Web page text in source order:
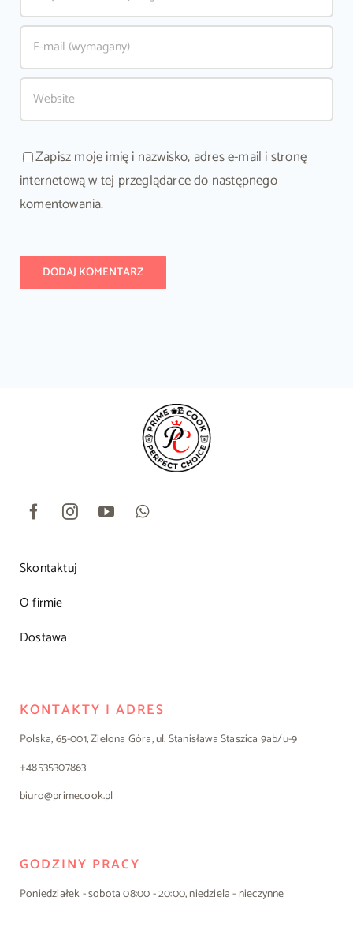
Zapisz moje imię i nazwisko, adres e-mail i stronę
internetową w tej przeglądarce do następnego
komentowania.
Skontaktuj
O firmie
Dostawa
KONTAKTY I ADRES
Polska, 65-001, Zielona Góra, ul. Stanisława Staszica 9ab/u-9
+48535307863
biuro@primecook.pl
GODZINY PRACY
Poniedziałek - sobota 08:00 - 20:00, niedziela - nieczynne